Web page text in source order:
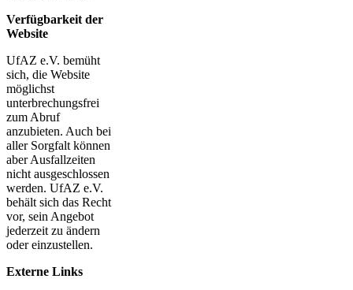
Verfügbarkeit der
Website
UfAZ e.V. bemüht
sich, die Website
möglichst
unterbrechungsfrei
zum Abruf
anzubieten. Auch bei
aller Sorgfalt können
aber Ausfallzeiten
nicht ausgeschlossen
werden. UfAZ e.V.
behält sich das Recht
vor, sein Angebot
jederzeit zu ändern
oder einzustellen.
Externe Links